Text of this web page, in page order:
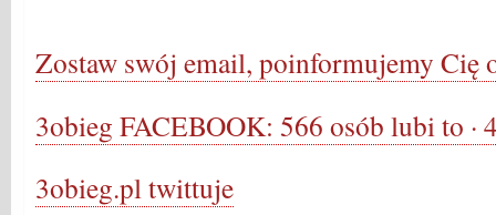
Zostaw swój email, poinformujemy Cię
3obieg FACEBOOK: 566 osób lubi to ·
3obieg.pl twittuje